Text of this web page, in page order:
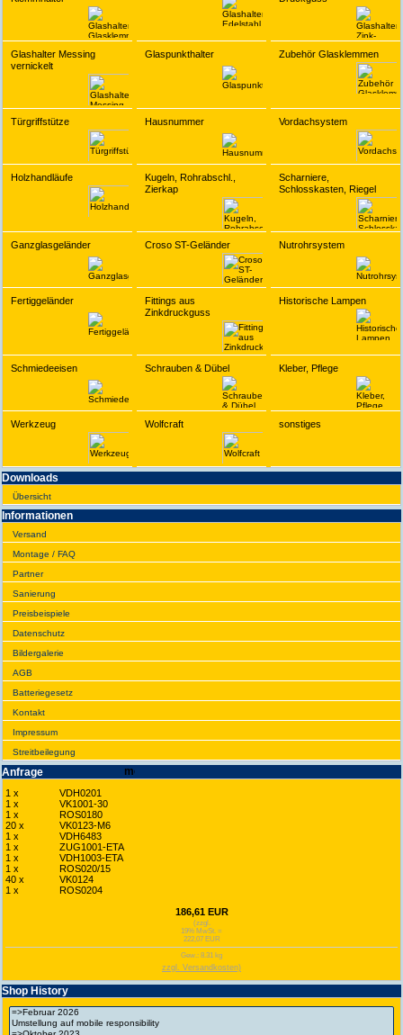
Glashalter Messing
vernickelt
Glaspunkthalter Zubehör Glasklemmen
Türgriffstütze Hausnummer Vordachsystem
Holzhandläufe
Kugeln, Rohrabschl.,
Zierkap
Scharniere,
Schlosskasten, Riegel
Ganzglasgeländer Croso ST-Geländer Nutrohrsystem
Fertiggeländer
Fittings aus
Zinkdruckguss
Historische Lampen
Schmiedeeisen Schrauben & Dübel Kleber, Pflege
Werkzeug Wolfcraft sonstiges
Downloads
Übersicht
Infor­ma­tionen
Versand
Montage / FAQ
Partner
Sanie­rung
Preis­beispiele
Daten­schutz
Bilder­galerie
AGB
Batte­rie­gesetz
Kontakt
Impres­sum
Streit­bei­legung
Anfrage
1 x
VDH0201
1 x
VK1001-30
1 x
ROS0180
20 x
VK0123-M6
1 x
VDH6483
1 x
ZUG1001-ETA
1 x
VDH1003-ETA
1 x
ROS020/15
40 x
VK0124
1 x
ROS0204
186,61 EUR
(zzgl.
19% MwSt. =
222,07 EUR
Gew.: 8.31 kg
zzgl. Versandkosten)
Shop History